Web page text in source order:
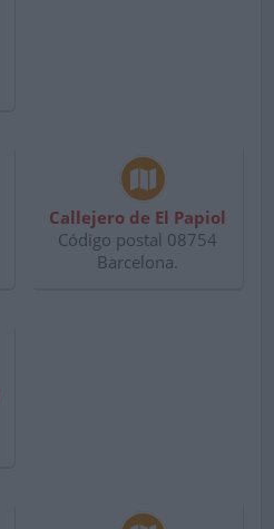
Callejero de El Papiol
Código postal 08754
Barcelona.